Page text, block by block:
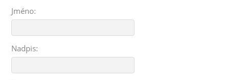
Jméno:
Nadpis: